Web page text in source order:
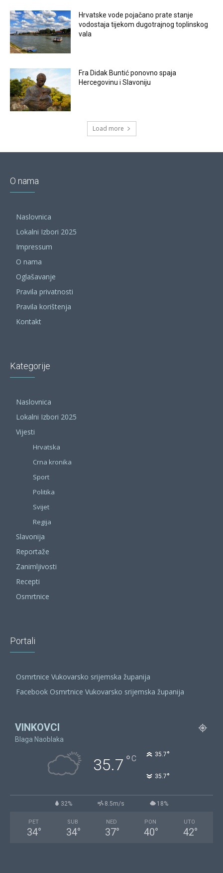
Hrvatske vode pojačano prate stanje
vodostaja tijekom dugotrajnog toplinskog
vala
Fra Didak Buntić ponovno spaja
Hercegovinu i Slavoniju
Load more
O nama
Naslovnica
Lokalni Izbori 2025
Impressum
O nama
Oglašavanje
Pravila privatnosti
Pravila korištenja
Kontakt
Kategorije
Naslovnica
Lokalni Izbori 2025
Vijesti
Hrvatska
Crna kronika
Sport
Politika
Svijet
Regija
Slavonija
Reportaže
Zanimljivosti
Recepti
Osmrtnice
Portali
Osmrtnice Vukovarsko srijemska županija
Facebook Osmrtnice Vukovarsko srijemska županija
VINKOVCI
Blaga Naoblaka
35.7 °C 35.7°
35.7°
32% 8.5m/s 18%
PET
34°
SUB
34°
NED
37°
PON
40°
UTO
42°